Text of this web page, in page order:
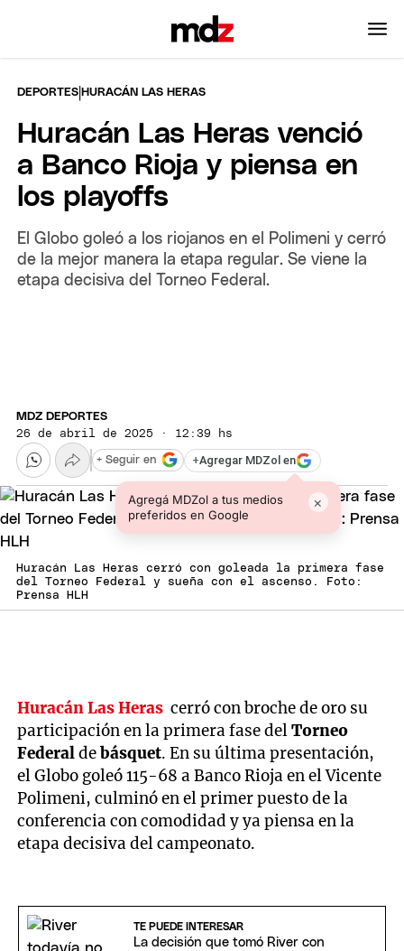
DEPORTES |HURACÁN LAS HERAS
Huracán Las Heras venció
a Banco Rioja y piensa en
los playoffs
El Globo goleó a los riojanos en el Polimeni y cerró
de la mejor manera la etapa regular. Se viene la
etapa decisiva del Torneo Federal.
MDZ DEPORTES
26 de abril de 2025 · 12:39 hs
+Agregar MDZol en
Agregá MDZol a tus medios
preferidos en Google
×
+ Seguir en
Huracán Las Heras cerró con goleada la primera fase
del Torneo Federal y sueña con el ascenso. Foto:
Prensa HLH
Huracán Las Heras cerró con broche de oro su
participación en la primera fase delTorneo
Federaldebásquet. En su última presentación,
el Globo goleó 115-68 a Banco Rioja en el Vicente
Polimeni, culminó en el primer puesto de la
conferencia con comodidad y ya piensa en la
etapa decisiva del campeonato.
TE PUEDE INTERESAR
La decisión que tomó River con